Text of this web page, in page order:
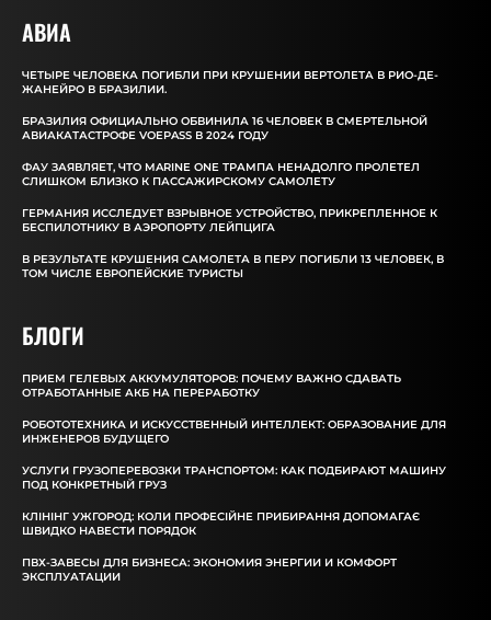
АВИА
ЧЕТЫРЕ ЧЕЛОВЕКА ПОГИБЛИ ПРИ КРУШЕНИИ ВЕРТОЛЕТА В РИО-ДЕ-
ЖАНЕЙРО В БРАЗИЛИИ.
БРАЗИЛИЯ ОФИЦИАЛЬНО ОБВИНИЛА 16 ЧЕЛОВЕК В СМЕРТЕЛЬНОЙ
АВИАКАТАСТРОФЕ VOEPASS В 2024 ГОДУ
ФАУ ЗАЯВЛЯЕТ, ЧТО MARINE ONE ТРАМПА НЕНАДОЛГО ПРОЛЕТЕЛ
СЛИШКОМ БЛИЗКО К ПАССАЖИРСКОМУ САМОЛЕТУ
ГЕРМАНИЯ ИССЛЕДУЕТ ВЗРЫВНОЕ УСТРОЙСТВО, ПРИКРЕПЛЕННОЕ К
БЕСПИЛОТНИКУ В АЭРОПОРТУ ЛЕЙПЦИГА
В РЕЗУЛЬТАТЕ КРУШЕНИЯ САМОЛЕТА В ПЕРУ ПОГИБЛИ 13 ЧЕЛОВЕК, В
ТОМ ЧИСЛЕ ЕВРОПЕЙСКИЕ ТУРИСТЫ
БЛОГИ
ПРИЕМ ГЕЛЕВЫХ АККУМУЛЯТОРОВ: ПОЧЕМУ ВАЖНО СДАВАТЬ
ОТРАБОТАННЫЕ АКБ НА ПЕРЕРАБОТКУ
РОБОТОТЕХНИКА И ИСКУССТВЕННЫЙ ИНТЕЛЛЕКТ: ОБРАЗОВАНИЕ ДЛЯ
ИНЖЕНЕРОВ БУДУЩЕГО
УСЛУГИ ГРУЗОПЕРЕВОЗКИ ТРАНСПОРТОМ: КАК ПОДБИРАЮТ МАШИНУ
ПОД КОНКРЕТНЫЙ ГРУЗ
КЛІНІНГ УЖГОРОД: КОЛИ ПРОФЕСІЙНЕ ПРИБИРАННЯ ДОПОМАГАЄ
ШВИДКО НАВЕСТИ ПОРЯДОК
ПВХ-ЗАВЕСЫ ДЛЯ БИЗНЕСА: ЭКОНОМИЯ ЭНЕРГИИ И КОМФОРТ
ЭКСПЛУАТАЦИИ